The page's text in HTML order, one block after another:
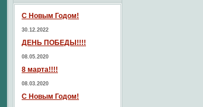
С Новым Годом!
30.12.2022
ДЕНЬ ПОБЕДЫ!!!!
08.05.2020
8 марта!!!!
08.03.2020
С Новым Годом!